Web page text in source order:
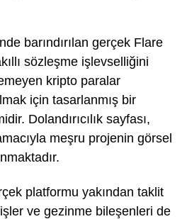
barındırılan gerçek Flare
sözleşme işlevselliğini
kripto paralar
için tasarlanmış bir
Dolandırıcılık sayfası,
meşru projenin görsel
platformu yakından taklit
ve gezinme bileşenleri de